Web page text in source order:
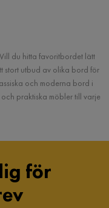
du hitta favoritbordet lätt
stort utbud av olika bord för
och moderna bord i
praktiska möbler till varje
för